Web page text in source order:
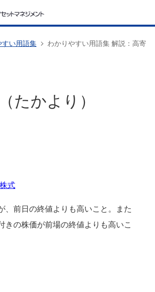
い用語集
わかりやすい用語集 解説：高寄
たかより）
株式
、前日の終値よりも高いこと。また
きの株価が前場の終値よりも高いこ